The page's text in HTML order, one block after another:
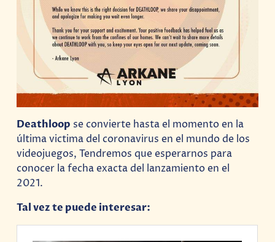
Deathloop se convierte hasta el momento en la
última victima del coronavirus en el mundo de los
videojuegos, Tendremos que esperarnos para
conocer la fecha exacta del lanzamiento en el
2021.
Tal vez te puede interesar: